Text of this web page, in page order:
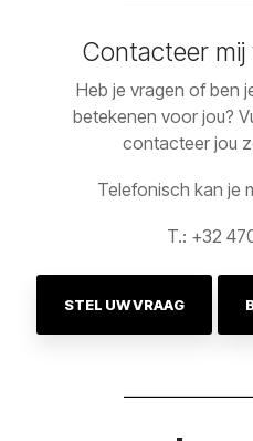
Contacteer
Heb je vragen of ben
betekenen voor jou?
contacteer jou
Telefonisch kan je
T.: +32
STEL UW VRAAG